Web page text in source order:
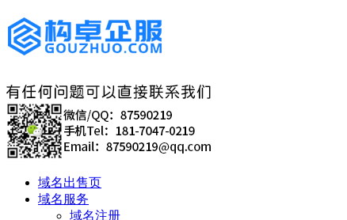
域名出售页
域名服务
域名注册